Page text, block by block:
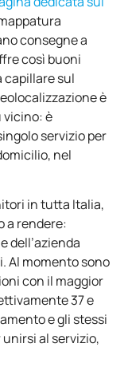
consegne a
così buoni
capillare sul
è
vicino: è
servizio per
nel
in tutta Italia,
a rendere:
dell’azienda
Al momento sono
con il maggior
37 e
e gli stessi
al servizio,